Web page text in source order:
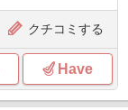
クチコミする
Have